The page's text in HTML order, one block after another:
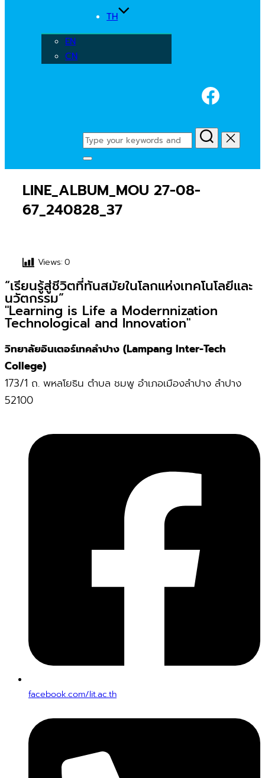
TH
EN
CN
Search
for:
Toggle
&
navigation
LINE_ALBUM_MOU 27-08-
67_240828_37
Views:0
“เรียนรู้สู่ชีวิตที่ทันสมัยในโลกแห่งเทคโนโลยีและ
นวัตกรรม”
"Learning is Life a Modernnization
Technological and Innovation"
วิทยาลัยอินเตอร์เทคลำปาง (Lampang Inter-Tech
College)
173/1 ถ. พหลโยธิน ตำบล ชมพู อำเภอเมืองลำปาง ลำปาง
52100
facebook.com/lit.ac.th